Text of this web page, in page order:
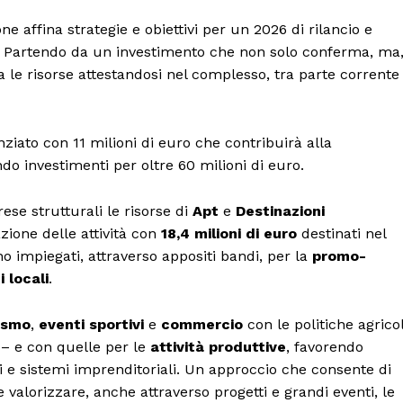
affina strategie e obiettivi per un 2026 di rilancio e
da un investimento che non solo conferma, ma,
risorse attestandosi nel complesso, tra parte corrente
con 11 milioni di euro che contribuirà alla
investimenti per oltre 60 milioni di euro.
strutturali le risorse di Apt e Destinazioni
delle attività con 18,4 milioni di euro destinati nel
impiegati, attraverso appositi bandi, per la promo-
locali.
, eventi sportivi e commercio con le politiche
e con quelle per le attività produttive, favorendo
sistemi imprenditoriali. Un approccio che consente di
anche attraverso progetti e grandi eventi, le